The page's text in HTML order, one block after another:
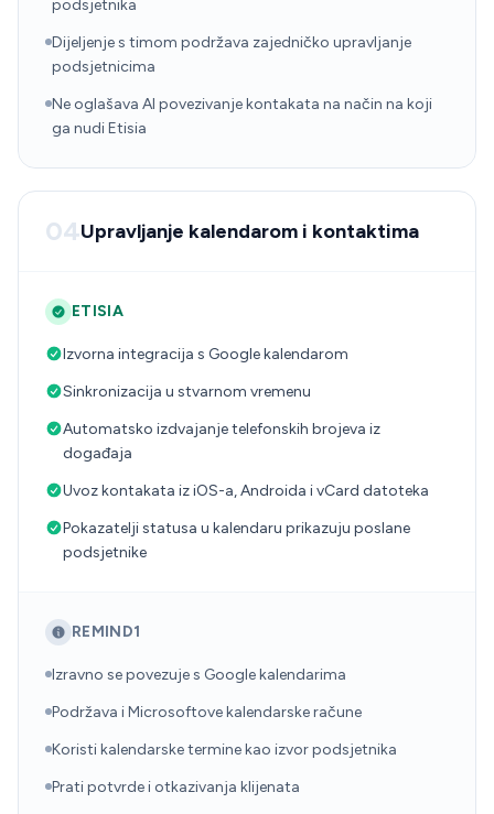
podsjetnika
Dijeljenje s timom podržava zajedničko upravljanje
podsjetnicima
Ne oglašava AI povezivanje kontakata na način na koji
ga nudi Etisia
04Upravljanje kalendarom i kontaktima
ETISIA
Izvorna integracija s Google kalendarom
Sinkronizacija u stvarnom vremenu
Automatsko izdvajanje telefonskih brojeva iz
događaja
Uvoz kontakata iz iOS-a, Androida i vCard datoteka
Pokazatelji statusa u kalendaru prikazuju poslane
podsjetnike
REMIND1
Izravno se povezuje s Google kalendarima
Podržava i Microsoftove kalendarske račune
Koristi kalendarske termine kao izvor podsjetnika
Prati potvrde i otkazivanja klijenata